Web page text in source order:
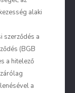
alaki
szerződés a
(BGB
a hitelező
a